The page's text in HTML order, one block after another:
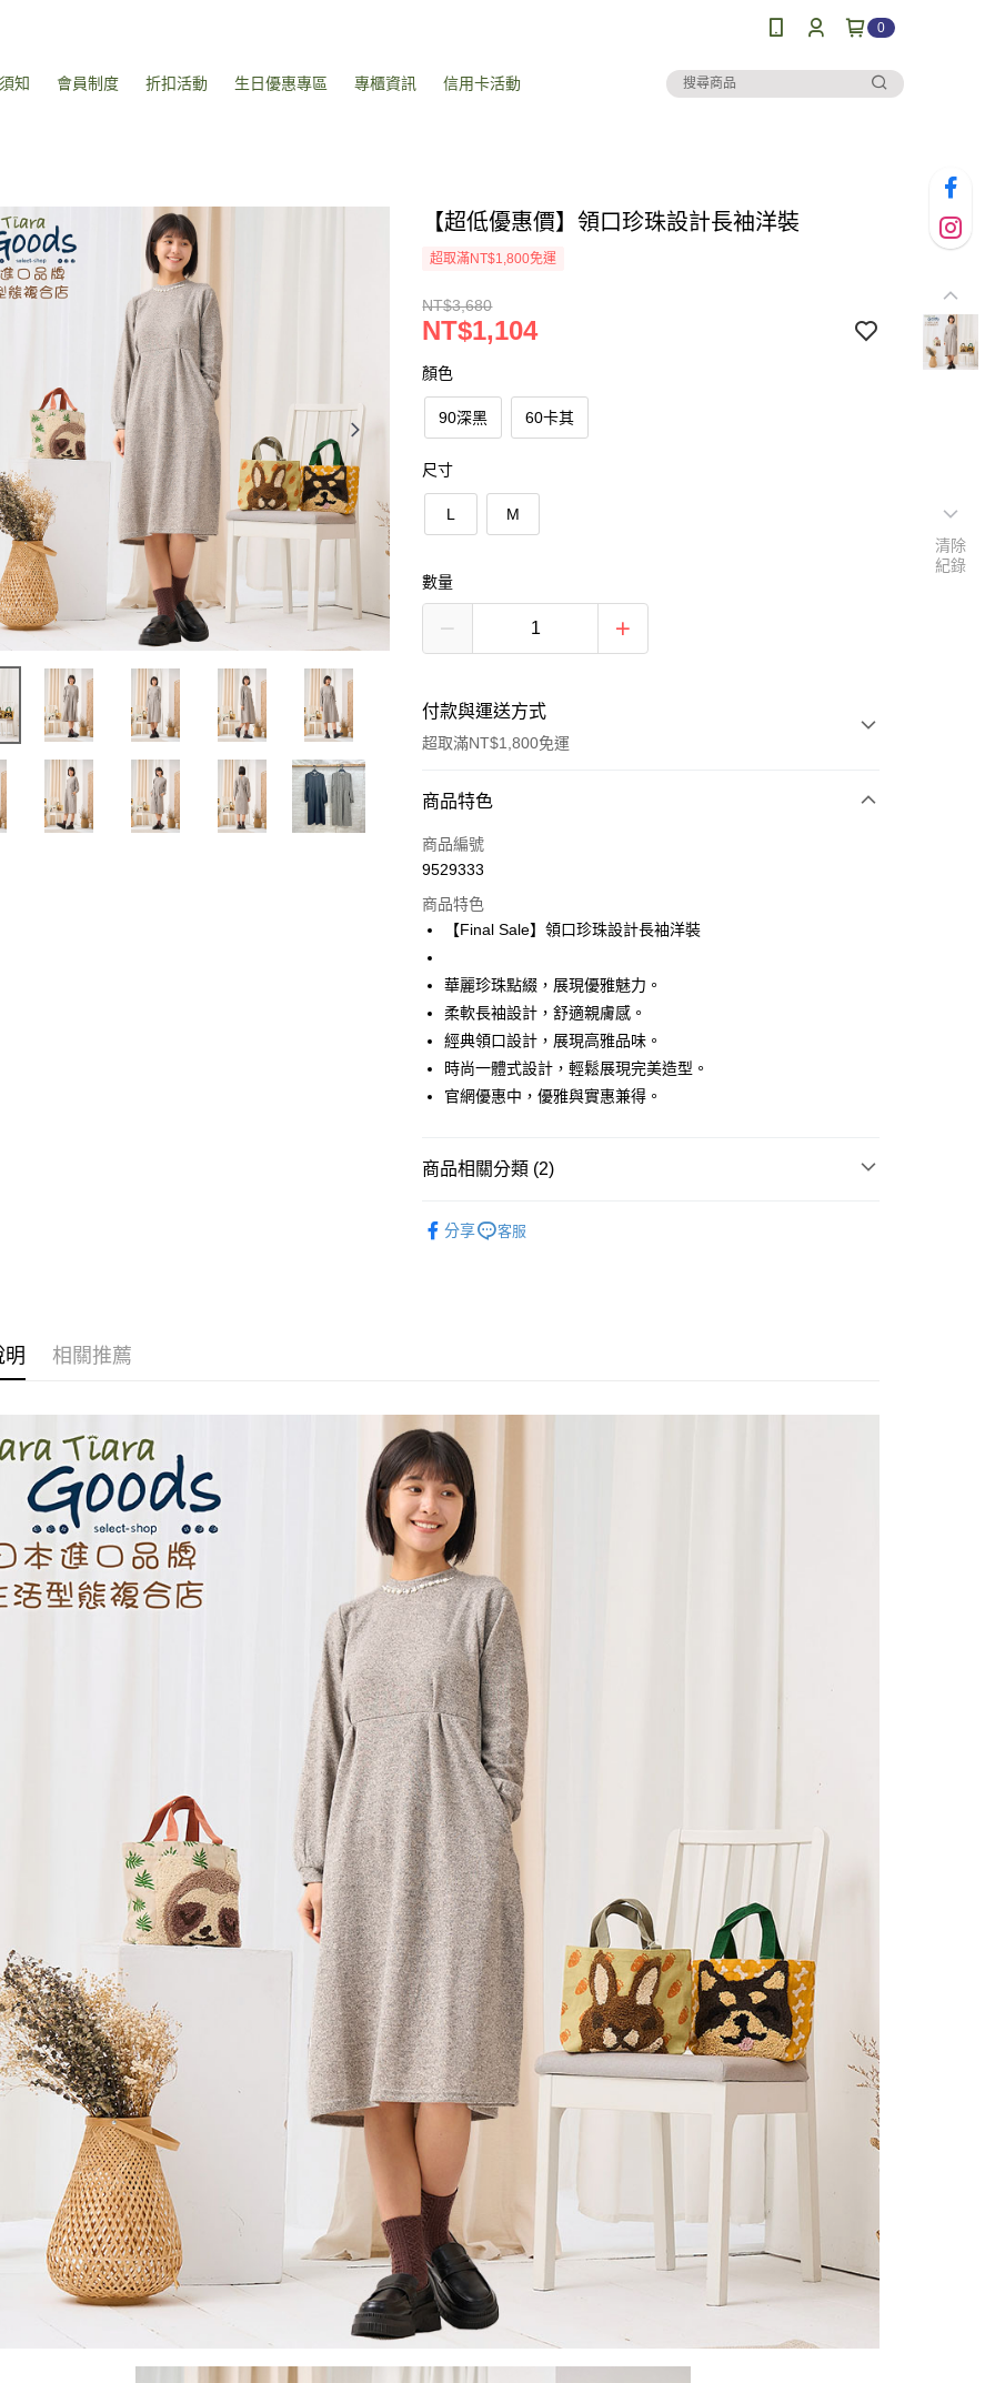
0
知 會員制度 折扣活動 生日優惠專區 專櫃資訊 信用卡活動
【超低優惠價】領口珍珠設計長袖洋裝
超取滿NT$1,800免運
NT$3,680
NT$1,104
顏色
90深黑 60卡其
尺寸
L M
數量
付款與運送方式
超取滿NT$1,800免運
付款方式
信用卡一次付款
LINE Pay
Apple Pay
街口支付
悠遊付
Google Pay
AFTEE先享後付
AFTEE先享後付是「在收到商品之後才付款」的支付方式。 讓您購物簡單
２．訂單成立數日內，您將收到繳費通知簡訊。
３．收到繳費通知簡訊後14天內，點擊此簡訊中的連結，可透過四大超商
／ATM／網路銀行／等多元方式進行付款，方視為交易完成。
※ 請注意：結帳手續完成當下不需立刻繳費，但若您需要取消訂單，請聯
絡購買商品的店家。未經商家同意取消之訂單仍視為有效，需透過AFTEE
先享後付繳納相關費用。
※ 交易是否成功請以「AFTEE先享後付 」之結帳頁面顯示為準，若有關於
是否繳費成功／繳費後需取消欲退款等相關疑問，請聯繫「AFTEE先享後
付客戶支援中心」
【注意事項】
１．透過由恩沛科技股份有限公司提供之「AFTEE先享後付」服務完成之
交易，需依本服務之必要範圍內提供個人資料，並將交易相關給付款項請
求債權轉讓予恩沛科技股份有限公司。
２．關於個人資料處理事宜，請瀏覽以下網址：
https://aftee.tw/terms/#terms3
３．未成年的使用者請事先徵得法定代理人或監護人之同意方可使用
「AFTEE先享後付」，若未經同意申辦者引起之損失，本公司不負相關責
任。
４．使用「AFTEE先享後付」時，將依據個別帳號之用戶狀況，依本公司
即時審查核予不同之上限額度；若仍有額度不足之情形，本公司將視審查
結果請求用戶進行身份認證。
５．嚴禁一人註冊多個帳號或使用他人資訊註冊。若發現惡意使用之情
形，恩沛科技股份有限公司將有權停止該用戶之使用額度並採取法律行
動。
ATM付款
付款後全家取貨
每筆NT$60，滿NT$1,800(含以上)免運費
7-11取貨付款
每筆NT$60，滿NT$2,000(含以上)免運費
付款後7-11取貨
每筆NT$60，滿NT$2,000(含以上)免運費
黑貓宅急便(包裹尺寸60cm以下)
每筆NT$100，滿NT$2,000(含以上)免運費
黑貓宅急便(包裹尺寸90cm以下)
每筆NT$140，滿NT$2,000(含以上)免運費
商品特色
商品編號
9529333
商品特色
【Final Sale】領口珍珠設計長袖洋裝
華麗珍珠點綴，展現優雅魅力。
柔軟長袖設計，舒適親膚感。
經典領口設計，展現高雅品味。
時尚一體式設計，輕鬆展現完美造型。
官網優惠中，優雅與實惠兼得。
商品相關分類 (2)
分享 客服
明 相關推薦
清除
紀錄